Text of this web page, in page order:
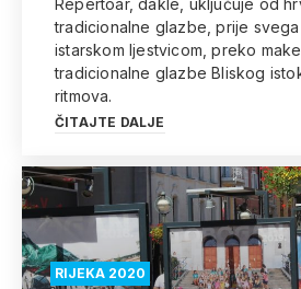
Repertoar, dakle, uključuje od
tradicionalne glazbe, prije
istarskom ljestvicom, preko
tradicionalne glazbe Bliskog
ritmova.
ČITAJTE DALJE
RIJEKA 2020